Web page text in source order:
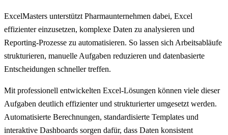
ExcelMasters unterstützt Pharmaunternehmen dabei, Excel
effizienter einzusetzen, komplexe Daten zu analysieren und
Reporting-Prozesse zu automatisieren. So lassen sich Arbeitsabläufe
strukturieren, manuelle Aufgaben reduzieren und datenbasierte
Entscheidungen schneller treffen.
Mit professionell entwickelten Excel-Lösungen können viele dieser
Aufgaben deutlich effizienter und strukturierter umgesetzt werden.
Automatisierte Berechnungen, standardisierte Templates und
interaktive Dashboards sorgen dafür, dass Daten konsistent